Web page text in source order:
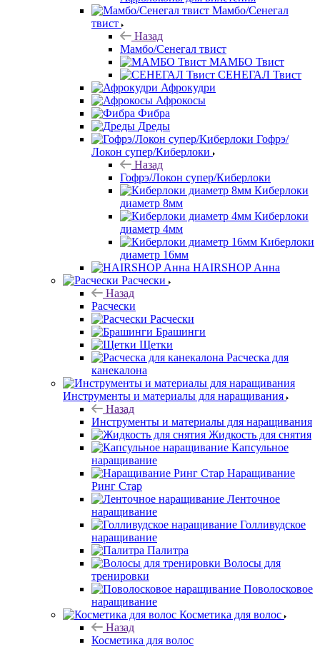
Мамбо/Сенегал
твист
Назад
Мамбо/Сенегал твист
МАМБО Твист
СЕНЕГАЛ Твист
Афрокудри
Афрокосы
Фибра
Дреды
Гофрэ/
Локон супер/Киберлоки
Назад
Гофрэ/Локон супер/Киберлоки
Киберлоки
диаметр 8мм
Киберлоки
диаметр 4мм
Киберлоки
диаметр 16мм
HAIRSHOP Анна
Расчески
Назад
Расчески
Расчески
Брашинги
Щетки
Расческа для
канекалона
Инструменты и материалы для наращивания
Назад
Инструменты и материалы для наращивания
Жидкость для снятия
Капсульное
наращивание
Наращивание
Ринг Стар
Ленточное
наращивание
Голливудское
наращивание
Палитра
Волосы для
тренировки
Поволосковое
наращивание
Косметика для волос
Назад
Косметика для волос